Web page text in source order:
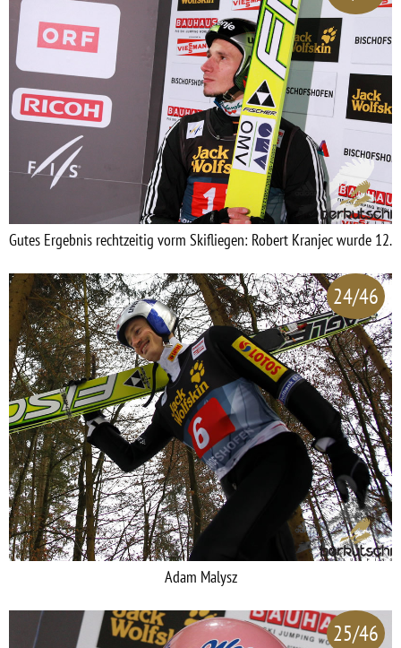
Gutes Ergebnis rechtzeitig vorm Skifliegen: Robert Kranjec wurde 12.
24/46
Adam Malysz
25/46